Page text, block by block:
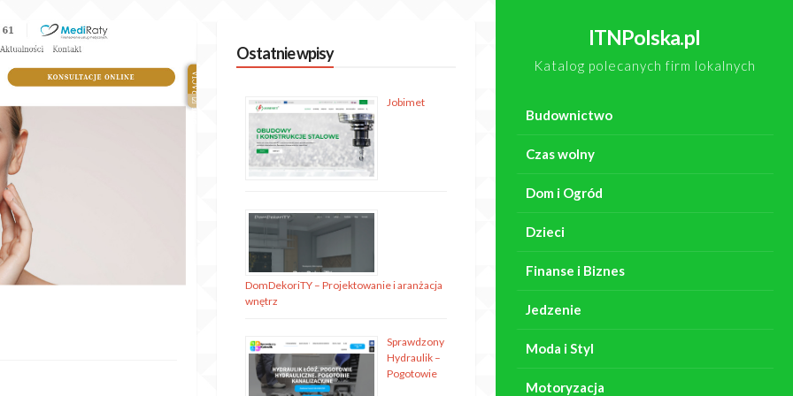
ITNPolska.pl
Katalog polecanych firm lokalnych
Budownictwo
Czas wolny
Dom i Ogród
Dzieci
Finanse i Biznes
Jedzenie
Moda i Styl
Motoryzacja
Ostatnie wpisy
Jobimet
DomDekoriTY – Projektowanie i aranżacja
wnętrz
Sprawdzony
Hydraulik –
Pogotowie